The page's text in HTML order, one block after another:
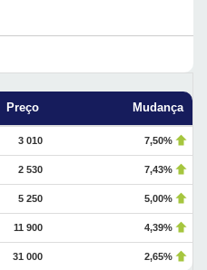
Preço Mudança
3 010 7,50%
2 530 7,43%
5 250 5,00%
11 900 4,39%
31 000 2,65%